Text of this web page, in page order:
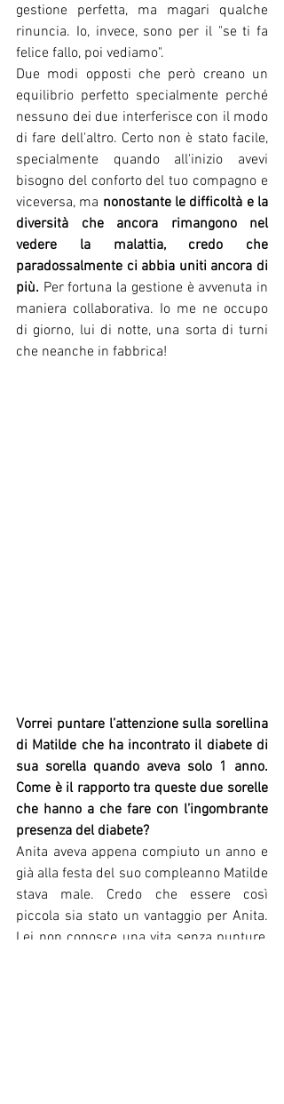
gestione perfetta, ma magari qualche
rinuncia. Io, invece, sono per il "se ti fa
felice fallo, poi vediamo".
Due modi opposti che però creano un
equilibrio perfetto specialmente perché
nessuno dei due interferisce con il modo
di fare dell'altro. Certo non è stato facile,
specialmente quando all'inizio avevi
bisogno del conforto del tuo compagno e
viceversa, ma nonostante le difficoltà e la
diversità che ancora rimangono nel
vedere la malattia, credo che
paradossalmente ci abbia uniti ancora di
più. Per fortuna la gestione è avvenuta in
maniera collaborativa. Io me ne occupo
di giorno, lui di notte, una sorta di turni
che neanche in fabbrica!
Vorrei puntare l’attenzione sulla sorellina
di Matilde che ha incontrato il diabete di
sua sorella quando aveva solo 1 anno.
Come è il rapporto tra queste due sorelle
che hanno a che fare con l’ingombrante
presenza del diabete?
Anita aveva appena compiuto un anno e
già alla festa del suo compleanno Matilde
stava male. Credo che essere così
piccola sia stato un vantaggio per Anita.
Lei non conosce una vita senza punture,